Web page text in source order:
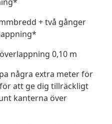
+ två gånger
0,10 m
några extra meter för
att ge dig tillräckligt
kanterna över